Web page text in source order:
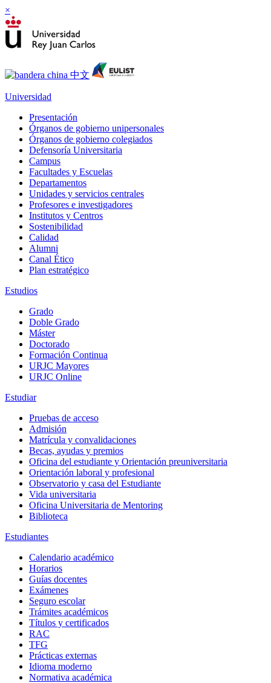
×
Universidad
Presentación
Órganos de gobierno unipersonales
Órganos de gobierno colegiados
Defensoría Universitaria
Campus
Facultades y Escuelas
Departamentos
Unidades y servicios centrales
Profesores e investigadores
Institutos y Centros
Sostenibilidad
Calidad
Alumni
Canal Ético
Plan estratégico
Estudios
Grado
Doble Grado
Máster
Doctorado
Formación Continua
URJC Mayores
URJC Online
Estudiar
Pruebas de acceso
Admisión
Matrícula y convalidaciones
Becas, ayudas y premios
Oficina del estudiante y Orientación preuniversitaria
Orientación laboral y profesional
Observatorio y casa del Estudiante
Vida universitaria
Oficina Universitaria de Mentoring
Biblioteca
Estudiantes
Calendario académico
Horarios
Guías docentes
Exámenes
Seguro escolar
Trámites académicos
Títulos y certificados
RAC
TFG
Prácticas externas
Idioma moderno
Normativa académica